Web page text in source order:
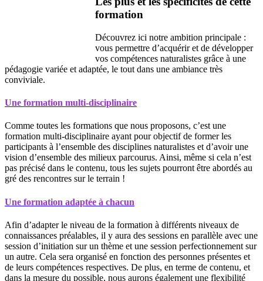
formation
Découvrez ici notre ambition principale :
vous permettre d’acquérir et de développer
vos compétences naturalistes grâce à une
pédagogie variée et adaptée, le tout dans une ambiance très
conviviale.
Une formation multi-disciplinaire
Comme toutes les formations que nous proposons, c’est une
formation multi-disciplinaire ayant pour objectif de former les
participants à l’ensemble des disciplines naturalistes et d’avoir une
vision d’ensemble des milieux parcourus. Ainsi, même si cela n’est
pas précisé dans le contenu, tous les sujets pourront être abordés au
gré des rencontres sur le terrain !
Une formation adaptée à chacun
Afin d’adapter le niveau de la formation à différents niveaux de
connaissances préalables, il y aura des sessions en parallèle avec une
session d’initiation sur un thème et une session perfectionnement sur
un autre. Cela sera organisé en fonction des personnes présentes et
de leurs compétences respectives. De plus, en terme de contenu, et
dans la mesure du possible, nous aurons également une flexibilité